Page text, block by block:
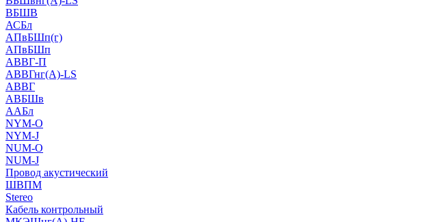
ВБШВ
АСБл
АПвБШп(г)
АПвБШп
АВВГ-П
АВВГнг(А)-LS
АВВГ
АВБШв
ААБл
NYM-O
NYM-J
NUM-О
NUM-J
Провод акустический
ШВПМ
Stereo
Кабель контрольный